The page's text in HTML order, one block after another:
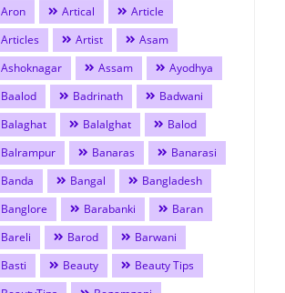
Aron
Artical
Article
Articles
Artist
Asam
Ashoknagar
Assam
Ayodhya
Baalod
Badrinath
Badwani
Balaghat
Balalghat
Balod
Balrampur
Banaras
Banarasi
Banda
Bangal
Bangladesh
Banglore
Barabanki
Baran
Bareli
Barod
Barwani
Basti
Beauty
Beauty Tips